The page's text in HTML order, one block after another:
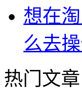
想在
么去操
热门文章